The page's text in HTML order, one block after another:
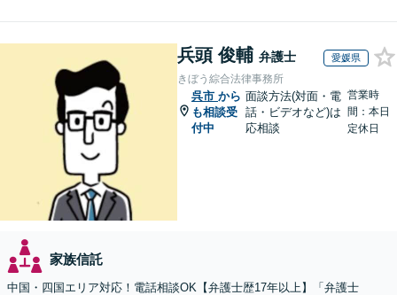
兵頭 俊輔 弁護士 愛媛県
きぼう綜合法律事務所
呉市 から
も相談受
付中
面談方法(対面・電
話・ビデオなど)は
応相談
営業時
間：本日
定休日
家族信託
中国・四国エリア対応！電話相談OK【弁護士歴17年以上】「弁護士